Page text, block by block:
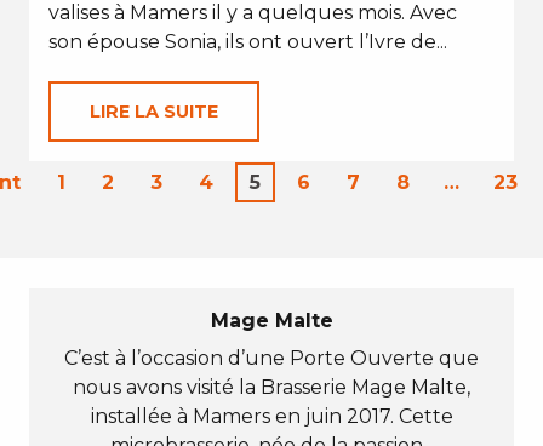
valises à Mamers il y a quelques mois. Avec
son épouse Sonia, ils ont ouvert l’Ivre de...
LIRE LA SUITE
1 2 3 4 5 6 7 8 … 23
Mage Malte
C’est à l’occasion d’une Porte Ouverte que
nous avons visité la Brasserie Mage Malte,
installée à Mamers en juin 2017. Cette